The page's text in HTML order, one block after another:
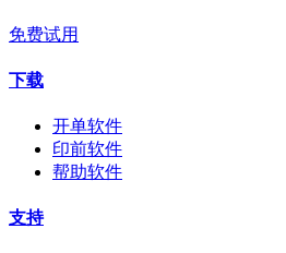
免费试用
下载
开单软件
印前软件
帮助软件
支持